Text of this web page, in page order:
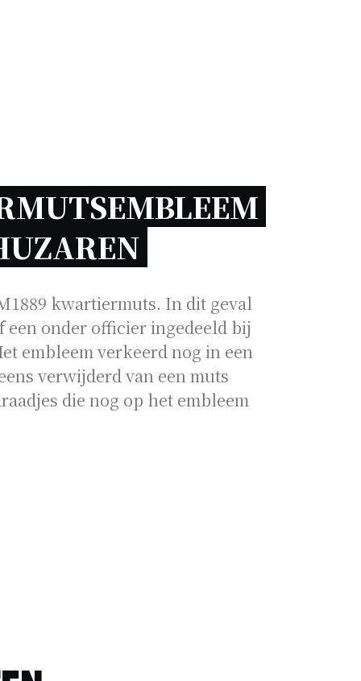
kwartiermuts. In dit geval
een onder officier ingedeeld bij
embleem verkeerd nog in een
verwijderd van een muts
die nog op het embleem